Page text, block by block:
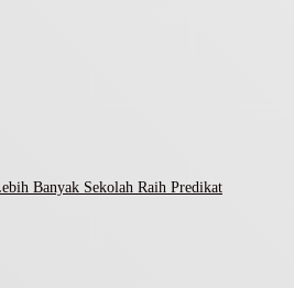
Banyak Sekolah Raih Predikat